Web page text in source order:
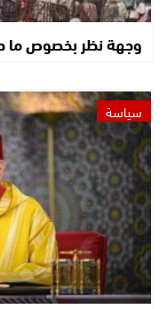
وجهة نظر بخصوص ما
سياسة